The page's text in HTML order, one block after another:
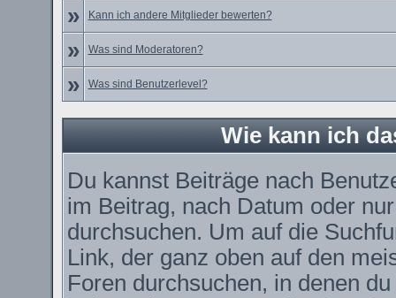
» Kann ich andere Mitglieder bewerten?
» Was sind Moderatoren?
» Was sind Benutzerlevel?
Wie kann ich
Du kannst Beiträge nach
im Beitrag, nach Datum oder
durchsuchen. Um auf die
Link, der ganz oben auf den
Foren durchsuchen, in denen